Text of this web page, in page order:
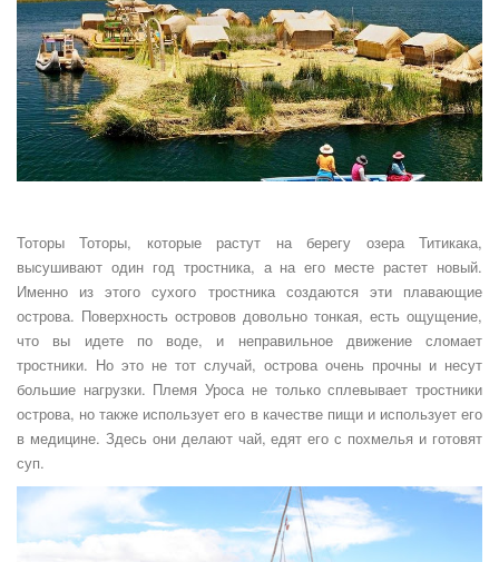
Тоторы Тоторы, которые растут на берегу озера Титикака,
высушивают один год тростника, а на его месте растет новый.
Именно из этого сухого тростника создаются эти плавающие
острова. Поверхность островов довольно тонкая, есть ощущение,
что вы идете по воде, и неправильное движение сломает
тростники. Но это не тот случай, острова очень прочны и несут
большие нагрузки. Племя Уроса не только сплевывает тростники
острова, но также использует его в качестве пищи и использует его
в медицине. Здесь они делают чай, едят его с похмелья и готовят
суп.